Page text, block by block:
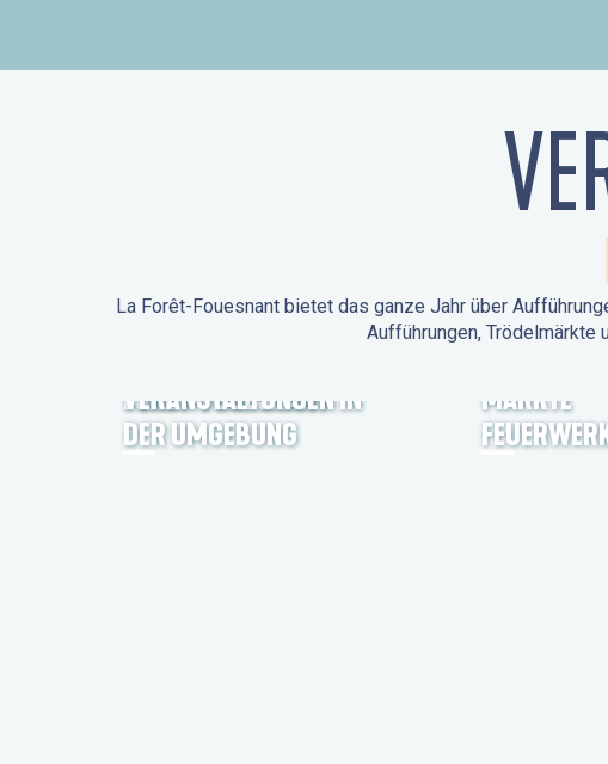
La Forêt-Fouesnant bietet das ganze Jahr über
Aufführungen, Trödelmärkte
FORÊT-FOUESNANT
VERANSTALTUNGEN IN
DER UMGEBUNG
MÄRKTE